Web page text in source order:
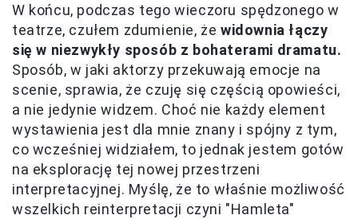
W końcu, podczas tego wieczoru spędzonego w
teatrze, czułem zdumienie, żewidownia łączy
się w niezwykły sposób z bohaterami dramatu.
Sposób, w jaki aktorzy przekuwają emocje na
scenie, sprawia, że czuję się częścią opowieści,
a nie jedynie widzem. Choć nie każdy element
wystawienia jest dla mnie znany i spójny z tym,
co wcześniej widziałem, to jednak jestem gotów
na eksplorację tej nowej przestrzeni
interpretacyjnej. Myślę, że to właśnie możliwość
wszelkich reinterpretacji czyni "Hamleta"